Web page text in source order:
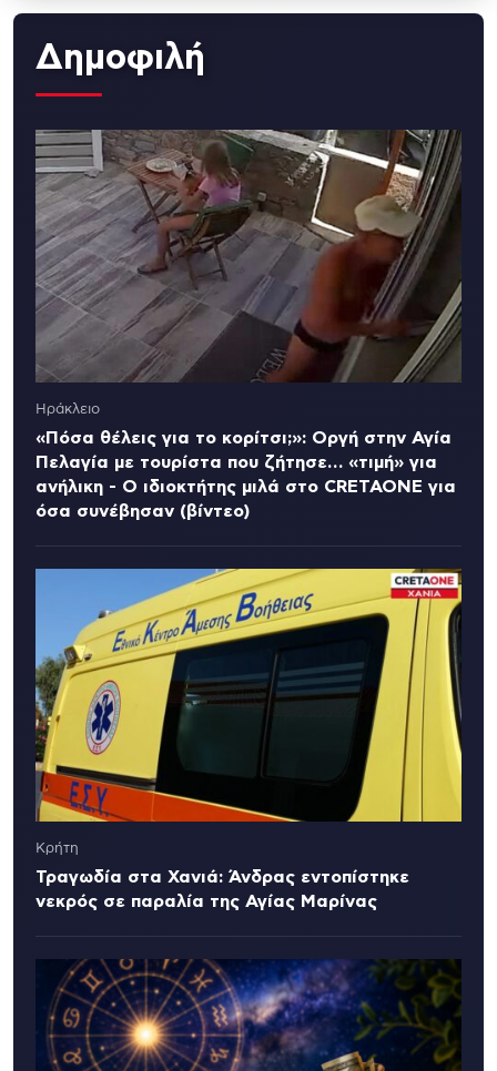
Δημοφιλή
Ηράκλειο
«Πόσα θέλεις για το κορίτσι;»: Οργή στην Αγία
Πελαγία με τουρίστα που ζήτησε… «τιμή» για
ανήλικη - Ο ιδιοκτήτης μιλά στο CRETAONE για
όσα συνέβησαν (βίντεο)
Κρήτη
Τραγωδία στα Χανιά: Άνδρας εντοπίστηκε
νεκρός σε παραλία της Αγίας Μαρίνας